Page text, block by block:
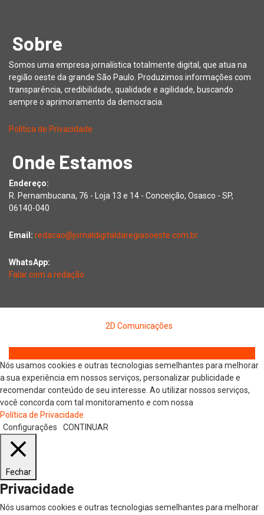
Sobre
Somos uma empresa jornalística totalmente digital, que atua na
região oeste da grande São Paulo. Produzimos informações com
transparência, credibilidade, qualidade e agilidade, buscando
sempre o aprimoramento da democracia.
Política de Privacidade
Onde Estamos
Endereço:
R. Pernambucana, 76 - Loja 13 e 14 - Conceição, Osasco - SP,
06140-040
Email: redacao@jornaldigitaldaregiaooeste.com.br
WhatsApp:
Falar com a redação
2D Comunicações
Nós usamos cookies e outras tecnologias semelhantes para melhorar
a sua experiência em nossos serviços, personalizar publicidade e
recomendar conteúdo de seu interesse. Ao utilizar nossos serviços,
você concorda com tal monitoramento e com nossa
Política de Privacidade
Configurações
CONTINUAR
Fechar
Privacidade
Nós usamos cookies e outras tecnologias semelhantes para melhorar